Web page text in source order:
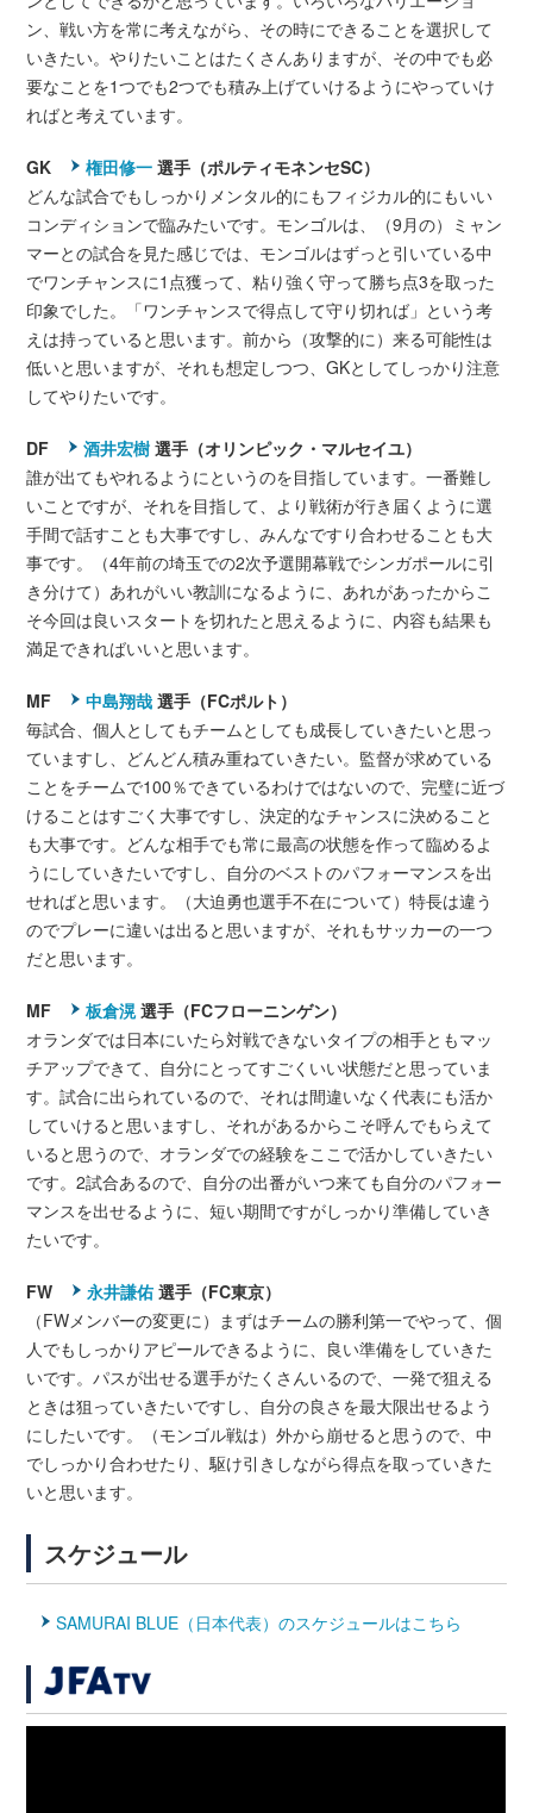
ン、戦い方を常に考えながら、その時にできることを選択して
いきたい。やりたいことはたくさんありますが、その中でも必
要なことを1つでも2つでも積み上げていけるようにやっていけ
ればと考えています。
GK 権田修一 選手（ポルティモネンセSC）
どんな試合でもしっかりメンタル的にもフィジカル的にもいい
コンディションで臨みたいです。モンゴルは、（9月の）ミャン
マーとの試合を見た感じでは、モンゴルはずっと引いている中
でワンチャンスに1点獲って、粘り強く守って勝ち点3を取った
印象でした。「ワンチャンスで得点して守り切れば」という考
えは持っていると思います。前から（攻撃的に）来る可能性は
低いと思いますが、それも想定しつつ、GKとしてしっかり注意
してやりたいです。
DF 酒井宏樹 選手（オリンピック・マルセイユ）
誰が出てもやれるようにというのを目指しています。一番難し
いことですが、それを目指して、より戦術が行き届くように選
手間で話すことも大事ですし、みんなですり合わせることも大
事です。（4年前の埼玉での2次予選開幕戦でシンガポールに引
き分けて）あれがいい教訓になるように、あれがあったからこ
そ今回は良いスタートを切れたと思えるように、内容も結果も
満足できればいいと思います。
MF 中島翔哉 選手（FCポルト）
毎試合、個人としてもチームとしても成長していきたいと思っ
ていますし、どんどん積み重ねていきたい。監督が求めている
ことをチームで100％できているわけではないので、完璧に近づ
けることはすごく大事ですし、決定的なチャンスに決めること
も大事です。どんな相手でも常に最高の状態を作って臨めるよ
うにしていきたいですし、自分のベストのパフォーマンスを出
せればと思います。（大迫勇也選手不在について）特長は違う
のでプレーに違いは出ると思いますが、それもサッカーの一つ
だと思います。
MF 板倉滉選手（FCフローニンゲン）
オランダでは日本にいたら対戦できないタイプの相手ともマッ
チアップできて、自分にとってすごくいい状態だと思っていま
す。試合に出られているので、それは間違いなく代表にも活か
していけると思いますし、それがあるからこそ呼んでもらえて
いると思うので、オランダでの経験をここで活かしていきたい
です。2試合あるので、自分の出番がいつ来ても自分のパフォー
マンスを出せるように、短い期間ですがしっかり準備していき
たいです。
FW 永井謙佑 選手（FC東京）
（FWメンバーの変更に）まずはチームの勝利第一でやって、個
人でもしっかりアピールできるように、良い準備をしていきた
いです。パスが出せる選手がたくさんいるので、一発で狙える
ときは狙っていきたいですし、自分の良さを最大限出せるよう
にしたいです。（モンゴル戦は）外から崩せると思うので、中
でしっかり合わせたり、駆け引きしながら得点を取っていきた
いと思います。
スケジュール
SAMURAI BLUE（日本代表）のスケジュールはこちら